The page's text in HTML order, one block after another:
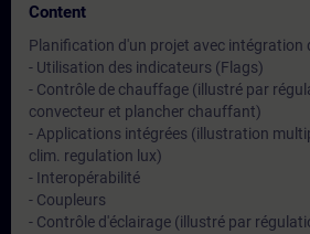
Content
Planification d'un projet avec intégration
- Utilisation des indicateurs (Flags)
- Contrôle de chauffage (illustré par
convecteur et plancher chauffant)
- Applications intégrées (illustration
clim. regulation lux)
- Interopérabilité
- Coupleurs
- Contrôle d'éclairage (illustré par